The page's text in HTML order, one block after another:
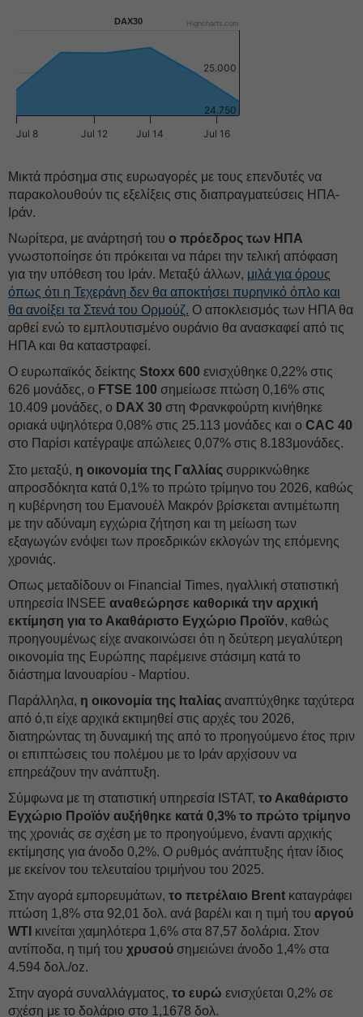
DAX30
Jul 8 Jul 12 Jul 14 Jul 16
24.750
25.000
Highcharts.com
Μικτά πρόσημα στις ευρωαγορές με τους επενδυτές να
παρακολουθούν τις εξελίξεις στις διαπραγματεύσεις ΗΠΑ-
Ιράν.
Νωρίτερα, με ανάρτησή του ο πρόεδρος των ΗΠΑ
γνωστοποίησε ότι πρόκειται να πάρει την τελική απόφαση
για την υπόθεση του Ιράν. Μεταξύ άλλων, μιλά για όρους
όπως ότι η Τεχεράνη δεν θα αποκτήσει πυρηνικό όπλο και
θα ανοίξει τα Στενά του Ορμούζ. Ο αποκλεισμός των ΗΠΑ θα
αρθεί ενώ το εμπλουτισμένο ουράνιο θα ανασκαφεί από τις
ΗΠΑ και θα καταστραφεί.
Ο ευρωπαϊκός δείκτης Stoxx 600 ενισχύθηκε 0,22% στις
626 μονάδες, ο FTSE 100 σημείωσε πτώση 0,16% στις
10.409 μονάδες, ο DAX 30 στη Φρανκφούρτη κινήθηκε
οριακά υψηλότερα 0,08% στις 25.113 μονάδες και ο CAC 40
στο Παρίσι κατέγραψε απώλειες 0,07% στις 8.183μονάδες.
Στο μεταξύ, η οικονομία της Γαλλίας συρρικνώθηκε
απροσδόκητα κατά 0,1% το πρώτο τρίμηνο του 2026, καθώς
η κυβέρνηση του Εμανουέλ Μακρόν βρίσκεται αντιμέτωπη
με την αδύναμη εγχώρια ζήτηση και τη μείωση των
εξαγωγών ενόψει των προεδρικών εκλογών της επόμενης
χρονιάς.
Οπως μεταδίδουν οι Financial Times, ηγαλλική στατιστική
υπηρεσία INSEE αναθεώρησε καθορικά την αρχική
εκτίμηση για το Ακαθάριστο Εγχώριο Προϊόν, καθώς
προηγουμένως είχε ανακοινώσει ότι η δεύτερη μεγαλύτερη
οικονομία της Ευρώπης παρέμεινε στάσιμη κατά το
διάστημα Ιανουαρίου - Μαρτίου.
Παράλληλα, η οικονομία της Ιταλίας αναπτύχθηκε ταχύτερα
από ό,τι είχε αρχικά εκτιμηθεί στις αρχές του 2026,
διατηρώντας τη δυναμική της από το προηγούμενο έτος πριν
οι επιπτώσεις του πολέμου με το Ιράν αρχίσουν να
επηρεάζουν την ανάπτυξη.
Σύμφωνα με τη στατιστική υπηρεσία ISTAT, το Ακαθάριστο
Εγχώριο Προϊόν αυξήθηκε κατά 0,3% το πρώτο τρίμηνο
της χρονιάς σε σχέση με το προηγούμενο, έναντι αρχικής
εκτίμησης για άνοδο 0,2%. Ο ρυθμός ανάπτυξης ήταν ίδιος
με εκείνον του τελευταίου τριμήνου του 2025.
Στην αγορά εμπορευμάτων, το πετρέλαιο Brent καταγράφει
πτώση 1,8% στα 92,01 δολ. ανά βαρέλι και η τιμή του αργού
WTI κινείται χαμηλότερα 1,6% στα 87,57 δολάρια. Στον
αντίποδα, η τιμή του χρυσού σημειώνει άνοδο 1,4% στα
4.594 δολ./oz.
Στην αγορά συναλλάγματος, το ευρώ ενισχύεται 0,2% σε
σχέση με το δολάριο στο 1,1678 δολ.